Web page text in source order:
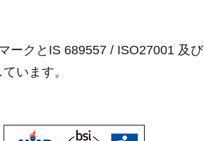
ークとIS 689557 / ISO27001 及び
います。